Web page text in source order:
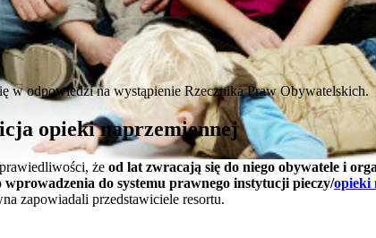
w odpowiedzi na wystąpienie Rzecznika Praw Obywatelskich.
opieki naprzemiennej
że od lat zwracają się do niego obywatele i
wprowadzenia do systemu prawnego instytucji pieczy/opieki
zapowiadali przedstawiciele resortu.